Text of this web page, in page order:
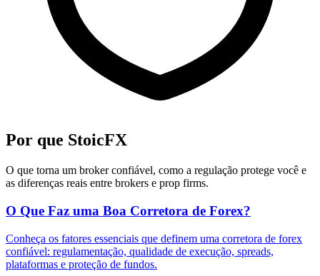
Por que StoicFX
O que torna um broker confiável, como a regulação protege você e
as diferenças reais entre brokers e prop firms.
O Que Faz uma Boa Corretora de Forex?
Conheça os fatores essenciais que definem uma corretora de forex
confiável: regulamentação, qualidade de execução, spreads,
plataformas e proteção de fundos.